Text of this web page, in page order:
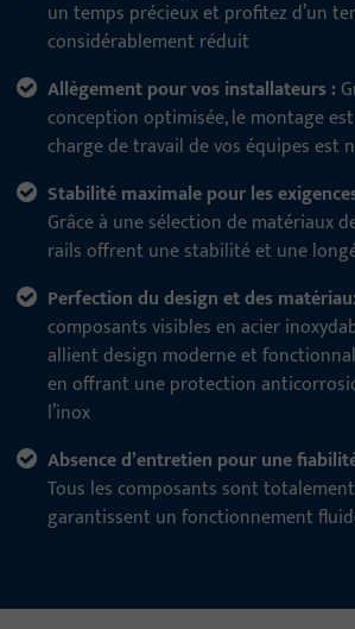
un temps précieux et profitez d’un
considérablement réduit
Allègement pour vos installateurs :
conception optimisée, le montage
charge de travail de vos équipes est
Stabilité maximale pour les
Grâce à une sélection de matériaux
rails offrent une stabilité et une
Perfection du design et des
composants visibles en acier
allient design moderne et
en offrant une protection
l’inox
Absence d’entretien pour une
Tous les composants sont
garantissent un fonctionnement